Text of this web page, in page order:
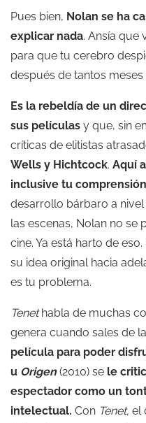
Pues bien, Nolan se ha
explicar nada. Ansía que
para que tu cerebro
después de tantos meses
Es la rebeldía de un
sus películas y que, sin
críticas de elitistas
Wells y Hichtcock. Aquí
inclusive tu
desarrollo bárbaro a
las escenas, Nolan no se
cine. Ya está harto de
su idea original hacia
es tu problema.
Tenethabla de muchas
genera cuando sales de
película para poder
u Origen(2010) se le
espectador como un
intelectual. Con Tenet, el